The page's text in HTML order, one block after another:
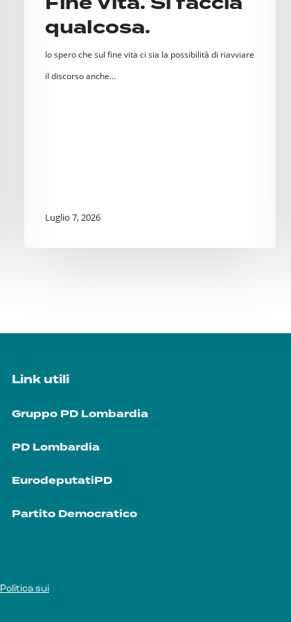
qualcosa.
Io spero che sul fine vita ci sia la possibilità di riavviare
il discorso anche…
Luglio 7, 2026
Link utili
Gruppo PD Lombardia
PD Lombardia
EurodeputatiPD
Partito Democratico
Politica sui